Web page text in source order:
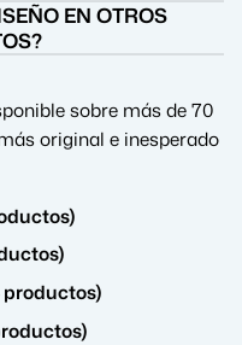
EN OTROS
sobre más de 70
original e inesperado
productos)